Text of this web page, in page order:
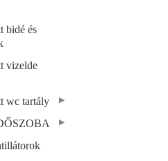
bidé és
vizelde
wc tartály